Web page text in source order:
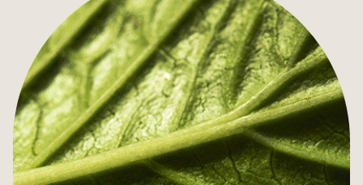
BONS CADEAUX
AGENDA
SÉMINAIRE & RÉUNION
ÉVÉNEMENT PRIVÉ
ILLUSTRE PASSÉ
TOURISME DURABLE
TOURISME À STRASBOURG
GALERIE PHOTOS